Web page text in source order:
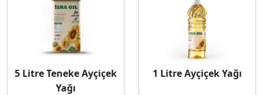
5 Litre Teneke Ayçiçek
Yağı
1 Litre Ayçiçek Yağı